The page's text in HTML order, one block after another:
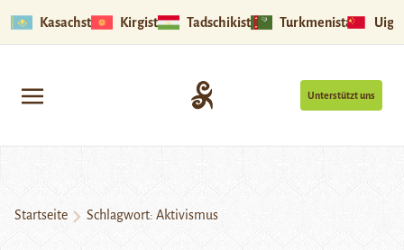
Kasachstan Kirgistan Tadschikistan Turkmenistan
Unterstützt uns
Startseite Schlagwort: Aktivismus